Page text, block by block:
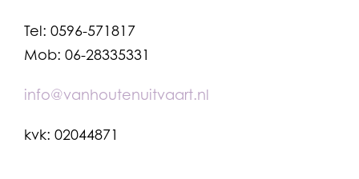
Tel: 0596-571817
Mob: 06-28335331
info@vanhoutenuitvaart.nl
kvk: 02044871